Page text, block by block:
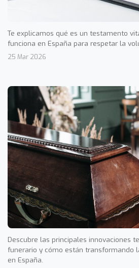
Te explicamos qué es un testamento
funciona en España para respetar la
25 Mar 2026
Descubre las principales innovaciones
funerario y cómo están transformando
en España.